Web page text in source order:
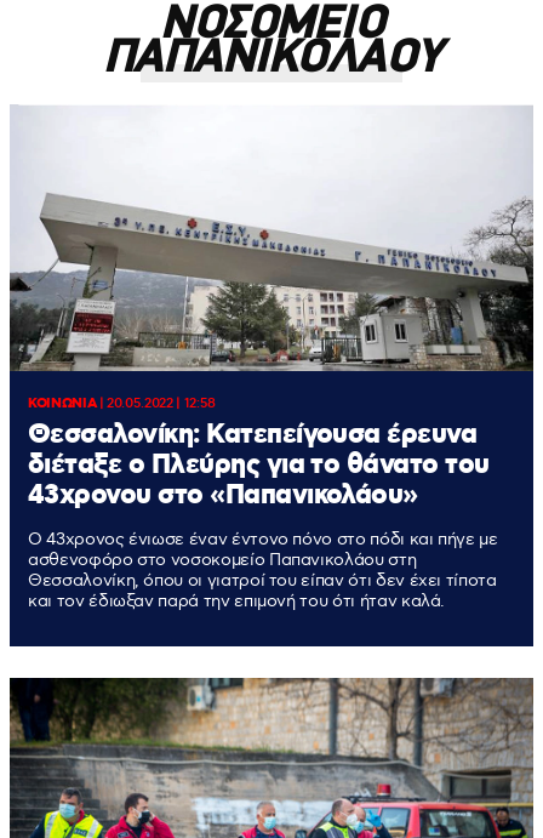
ΝΟΣΟΜΕΙΟ
ΠΑΠΑΝΙΚΟΛΑΟΥ
ΚΟΙΝΩΝΙΑ|20.05.2022 | 12:58
Θεσσαλονίκη: Κατεπείγουσα έρευνα
διέταξε ο Πλεύρης για το θάνατο του
43χρονου στο «Παπανικολάου»
Ο 43χρονος ένιωσε έναν έντονο πόνο στο πόδι και πήγε με
ασθενοφόρο στο νοσοκομείο Παπανικολάου στη
Θεσσαλονίκη, όπου οι γιατροί του είπαν ότι δεν έχει τίποτα
και τον έδιωξαν παρά την επιμονή του ότι ήταν καλά.